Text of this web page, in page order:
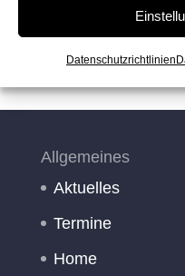
Datenschutzrichtlinien
Allgemeines
Aktuelles
Termine
Home